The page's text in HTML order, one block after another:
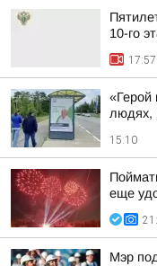
10-го
17:57
«Герой
людях,
15:10
еще
Мэр